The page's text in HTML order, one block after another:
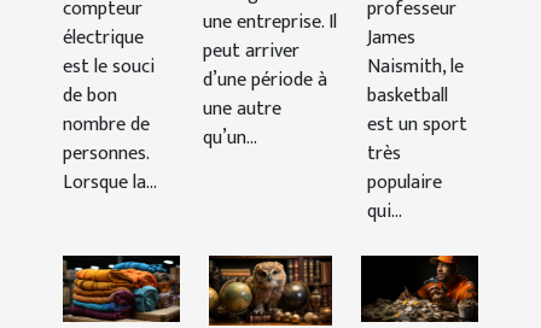
compteur
électrique
est le souci
de bon
nombre de
personnes.
Lorsque la...
une entreprise. Il
peut arriver
d’une période à
une autre
qu’un...
professeur
James
Naismith, le
basketball
est un sport
très
populaire
qui...